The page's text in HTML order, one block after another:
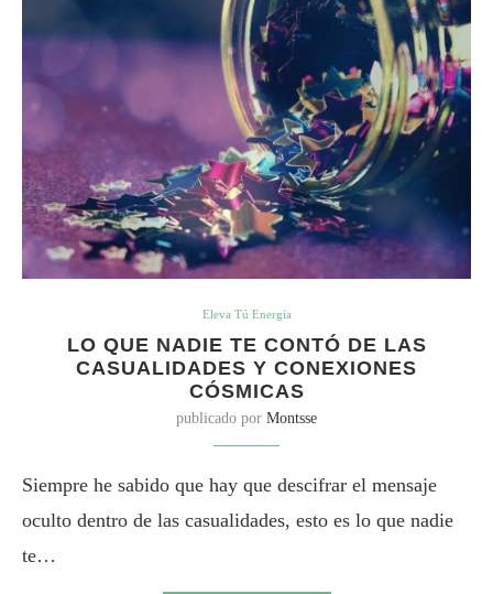
Eleva Tú Energía
LO QUE NADIE TE CONTÓ DE LAS
CASUALIDADES Y CONEXIONES
CÓSMICAS
publicado por Montsse
Siempre he sabido que hay que descifrar el mensaje
oculto dentro de las casualidades, esto es lo que nadie
te…